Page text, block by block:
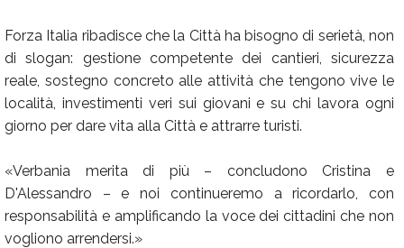
Forza Italia ribadisce che la Città ha bisogno di serietà, non
di slogan: gestione competente dei cantieri, sicurezza
reale, sostegno concreto alle attività che tengono vive le
località, investimenti veri sui giovani e su chi lavora ogni
giorno per dare vita alla Città e attrarre turisti.
«Verbania merita di più – concludono Cristina e
D'Alessandro – e noi continueremo a ricordarlo, con
responsabilità e amplificando la voce dei cittadini che non
vogliono arrendersi.»